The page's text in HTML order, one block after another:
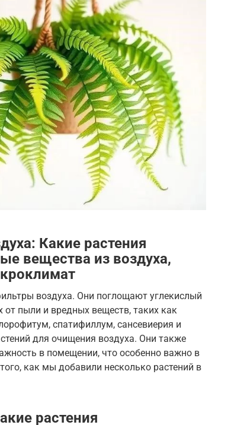
Какие растения
вещества из воздуха,
воздуха. Они поглощают углекислый
пыли и вредных веществ, таких как
спатифиллум, сансевиерия и
для очищения воздуха. Они также
в помещении, что особенно важно в
как мы добавили несколько растений в
растения